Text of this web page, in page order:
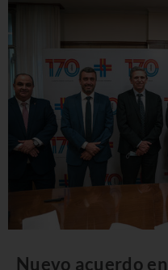
Nuevo acuerdo